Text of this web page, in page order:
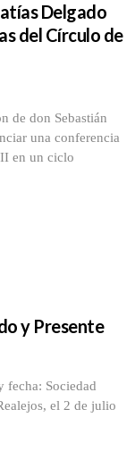
Delgado
del Círculo de
de don Sebastián
una conferencia
en un ciclo
y Presente
fecha: Sociedad
el 2 de julio